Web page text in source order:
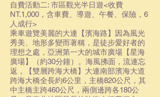
自費活動二: 市區觀光半日遊<收費
NT.1,000，含車費、導遊、午餐、保險，6
人成行>
乘車遊覽美麗的大連【濱海路】因為風光
秀美、地形多變而著稱，是徒步愛好者的
理想之處，亞洲第一大的城市廣場【星海
廣場】（約30分鐘）。海風拂面，流連忘
返，【雙層跨海大橋】大連南部濱海大道
跨海大橋全長約6公里，主橋820公尺，其
中主橋主跨460公尺，兩側邊跨各180公